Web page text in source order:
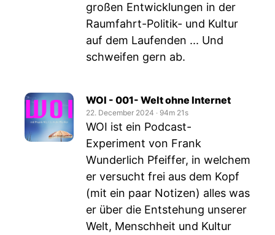
großen Entwicklungen in der
Raumfahrt-Politik- und Kultur
auf dem Laufenden ... Und
schweifen gern ab.
WOI - 001- Welt ohne Internet
22. December 2024 ‧ 94m 21s
WOI ist ein Podcast-
Experiment von Frank
Wunderlich Pfeiffer, in welchem
er versucht frei aus dem Kopf
(mit ein paar Notizen) alles was
er über die Entstehung unserer
Welt, Menschheit und Kultur